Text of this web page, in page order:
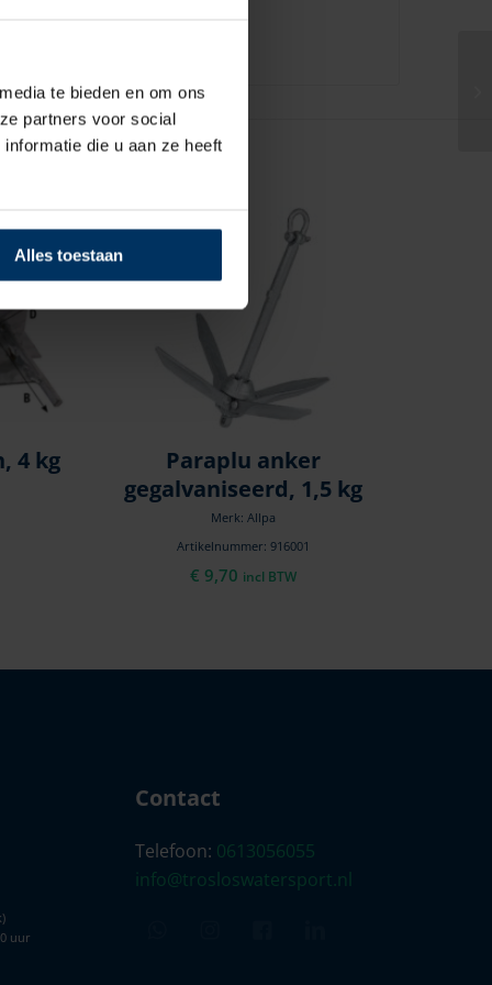
te bieden en om ons
partners voor social
die u aan ze heeft
Alles toestaan
4 kg
Paraplu anker
gegalvaniseerd, 1,5 kg
Merk: Allpa
Artikelnummer: 916001
€ 9,70 incl BTW
uur
Contact
Telefoon: 0613056055
info@trosloswatersport.nl